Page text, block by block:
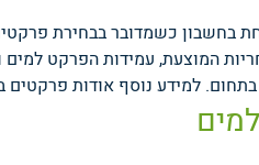
בחשבון כשמדובר בבחירת
המוצעת, עמידות הפרקט
למידע נוסף אודות